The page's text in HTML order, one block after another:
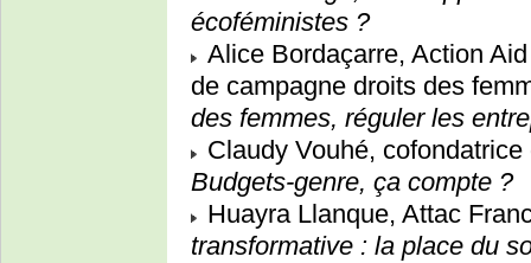
écoféministes ?
Alice Bordaçarre, Action
de campagne droits des
des femmes, réguler les
Claudy Vouhé,
Budgets-genre, ça compte ?
Huayra Llanque, Attac
transformative : la place du